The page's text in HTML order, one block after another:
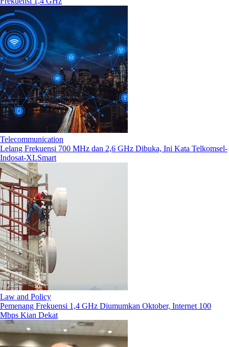
Telecommunication
Lelang Frekuensi 700 MHz dan 2,6 GHz Dibuka, Ini Kata Telkomsel-
Indosat-XLSmart
Law and Policy
Pemenang Frekuensi 1,4 GHz Diumumkan Oktober, Internet 100
Mbps Kian Dekat